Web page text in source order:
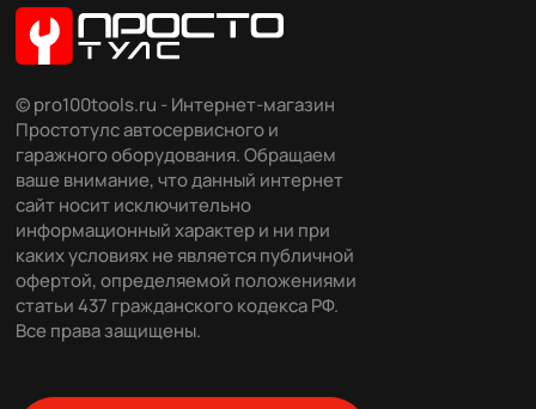
© pro100tools.ru - Интернет-магазин
Простотулс автосервисного и
гаражного оборудования. Обращаем
ваше внимание, что данный интернет
сайт носит исключительно
информационный характер и ни при
каких условиях не является публичной
офертой, определяемой положениями
статьи 437 гражданского кодекса РФ.
Все права защищены.